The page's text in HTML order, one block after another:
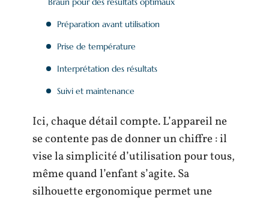
Préparation avant utilisation
Prise de température
Interprétation des résultats
Suivi et maintenance
Ici, chaque détail compte. L’appareil ne
se contente pas de donner un chiffre : il
vise la simplicité d’utilisation pour tous,
même quand l’enfant s’agite. Sa
silhouette ergonomique permet une